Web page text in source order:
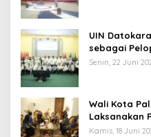
UIN
sebagai
Senin, 22 Juni
Wali Kota
Laksanakan
Kamis, 18 Juni